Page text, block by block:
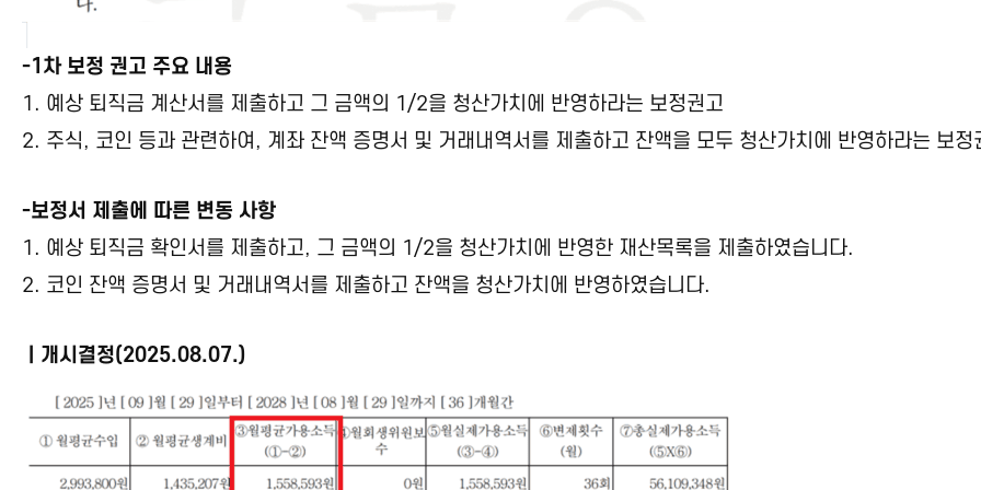
-1차 보정 권고 주요 내용
1. 예상 퇴직금 계산서를 제출하고 그 금액의 1/2을 청산가치에 반영하라는 보정권고
2. 주식, 코인 등과 관련하여, 계좌 잔액 증명서 및 거래내역서를 제출하고 잔액을 모두 청산가치에 반영하라는 보정
-보정서 제출에 따른 변동 사항
1. 예상 퇴직금 확인서를 제출하고, 그 금액의 1/2을 청산가치에 반영한 재산목록을 제출하였습니다.
2. 코인 잔액 증명서 및 거래내역서를 제출하고 잔액을 청산가치에 반영하였습니다.
ㅣ개시결정(2025.08.07.)